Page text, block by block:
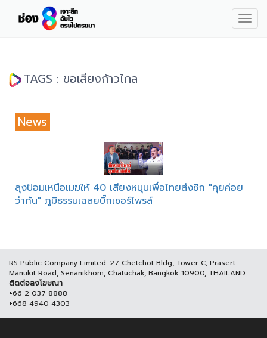
TAGS : ขอเสียงก้าวไกล
News
ลุงป้อมเหนือเมฆให้ 40 เสียงหนุนเพื่อไทยส่งซิก "คุยค่อย
ว่ากัน" ภูมิธรรมเฉลยบิ๊กเซอร์ไพรส์
RS Public Company Limited. 27 Chetchot Bldg, Tower C, Prasert-
Manukit Road, Senanikhom, Chatuchak, Bangkok 10900, THAILAND
ติดต่อลงโฆษณา
+66 2 037 8888
+668 4940 4303